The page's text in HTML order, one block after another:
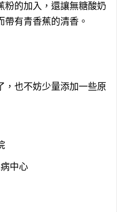
粉的加入，還讓無糖酸奶
帶有青香蕉的清香。
，也不妨少量添加一些原
中心